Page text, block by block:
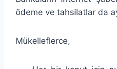
ödeme ve tahsilatlar da
Mükelleflerce,